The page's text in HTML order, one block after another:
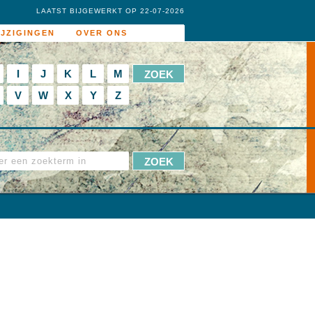
OVER ONS
LAATST BIJGEWERKT OP 22-07-2026
I J K L
M
V W X Y Z